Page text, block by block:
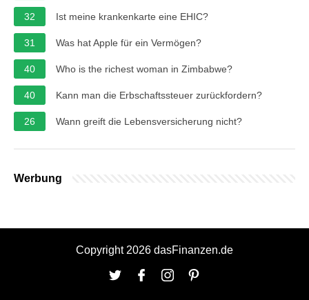
32 Ist meine krankenkarte eine EHIC?
31 Was hat Apple für ein Vermögen?
40 Who is the richest woman in Zimbabwe?
40 Kann man die Erbschaftssteuer zurückfordern?
26 Wann greift die Lebensversicherung nicht?
Werbung
Copyright 2026 dasFinanzen.de